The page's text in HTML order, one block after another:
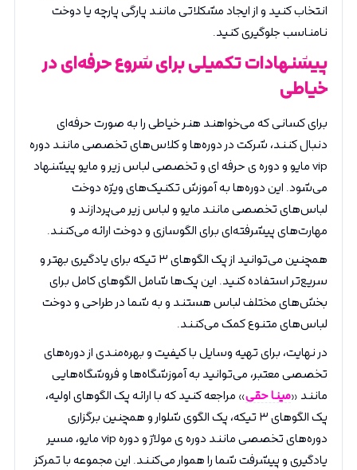
انتخاب کنید و از ایجاد مشکلاتی مانند پارگی پارچه یا دوخت
نامناسب جلوگیری کنید.
پیشنهادات تکمیلی برای شروع حرفه‌ای در
خیاطی
برای کسانی که می‌خواهند هنر خیاطی را به صورت حرفه‌ای
دنبال کنند، شرکت در دوره‌ها و کلاس‌های تخصصی مانند دوره
vip مایو و دوره ی حرفه ای و تخصصی لباس زیر و مایو پیشنهاد
می‌شود. این دوره‌ها به آموزش تکنیک‌های ویژه دوخت
لباس‌های تخصصی مانند مایو و لباس زیر می‌پردازند و
مهارت‌های پیشرفته‌ای برای الگوسازی و دوخت ارائه می‌کنند.
همچنین می‌توانید از پک الگوهای ۳ تیکه برای یادگیری بهتر و
سریع‌تر استفاده کنید. این پک‌ها شامل الگوهای کامل برای
بخش‌های مختلف لباس هستند و به شما در طراحی و دوخت
لباس‌های متنوع کمک می‌کنند.
در نهایت، برای تهیه وسایل با کیفیت و بهره‌مندی از دوره‌های
تخصصی معتبر، می‌توانید به آموزشگاه‌ها و فروشگاه‌هایی
مانند «مینا حقی» مراجعه کنید که با ارائه پک الگوهای اولیه،
پک الگوهای ۳ تیکه، پک الگوی شلوار و همچنین برگزاری
دوره‌های تخصصی مانند دوره ی مولاژ و دوره vip مایو، مسیر
یادگیری و پیشرفت شما را هموار می‌کنند. این مجموعه با تمرکز